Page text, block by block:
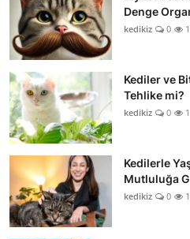
Denge
kedikiz 0
Kediler ve
Tehlike mi?
kedikiz 0
Kedilerle
Mutluluğa
kedikiz 0